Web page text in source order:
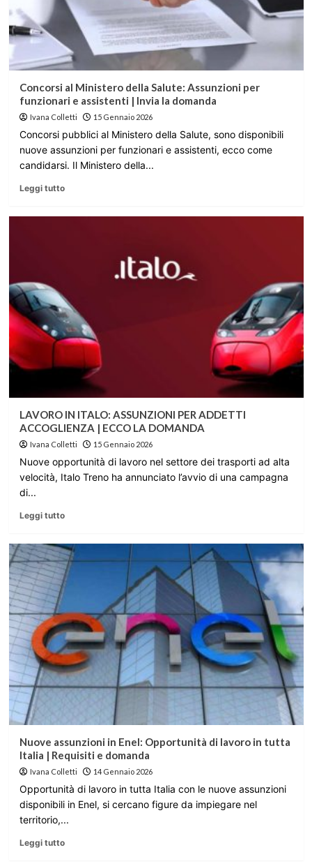
Concorsi al Ministero della Salute: Assunzioni per
funzionari e assistenti | Invia la domanda
Ivana Colletti 15 Gennaio 2026
Concorsi pubblici al Ministero della Salute, sono disponibili
nuove assunzioni per funzionari e assistenti, ecco come
candidarsi. Il Ministero della...
Leggi tutto
LAVORO IN ITALO: ASSUNZIONI PER ADDETTI
ACCOGLIENZA | ECCO LA DOMANDA
Ivana Colletti 15 Gennaio 2026
Nuove opportunità di lavoro nel settore dei trasporti ad alta
velocità, Italo Treno ha annunciato l’avvio di una campagna
di...
Leggi tutto
Nuove assunzioni in Enel: Opportunità di lavoro in tutta
Italia | Requisiti e domanda
Ivana Colletti 14 Gennaio 2026
Opportunità di lavoro in tutta Italia con le nuove assunzioni
disponibili in Enel, si cercano figure da impiegare nel
territorio,...
Leggi tutto